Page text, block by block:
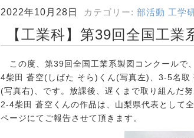
2022年10月28日 カテゴリー: 部活動 工学
【工業科】第39回全国工
この度、第39回全国工業系製図コンクールで
4柴田 蒼空(しばた そら)くん(写真左)、3-5名
(写真右)、です。放課後、遅くまで取り組んだ
2-4柴田 蒼空くんの作品は、山梨県代表として
ページにてご報告させて頂きます。